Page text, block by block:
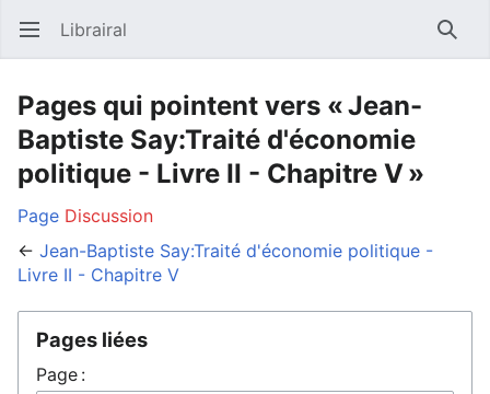
Ouvrir le menu principal Librairal
Pages qui pointent vers « Jean-
Baptiste Say:Traité d'économie
politique - Livre II - Chapitre V »
Page Discussion
← Jean-Baptiste Say:Traité d'économie politique -
Livre II - Chapitre V
Pages liées
Page :